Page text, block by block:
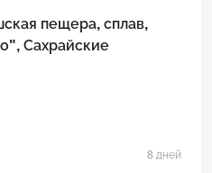
Сахрайские
8 дней